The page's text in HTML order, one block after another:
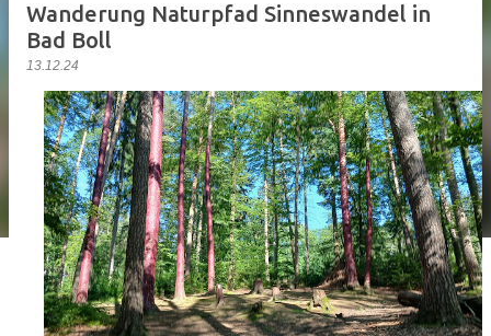
Wanderung Naturpfad Sinneswandel in
Bad Boll
13.12.24